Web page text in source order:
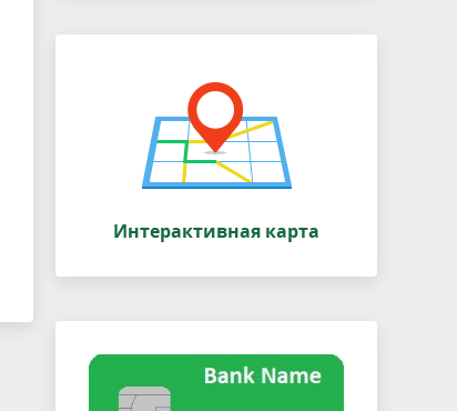
Интерактивная карта